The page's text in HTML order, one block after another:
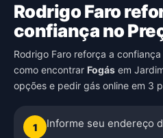
Rodrigo Faro
confiança no
Rodrigo Faro reforça a confiança
como encontrar Fogás em
opções e pedir gás online em 3
1 Informe seu endereço